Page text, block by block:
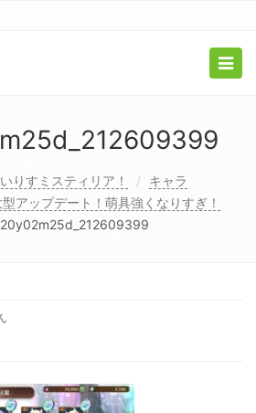
りすミスティリア！
キャラ
型アップデート！萌具強くなりすぎ！